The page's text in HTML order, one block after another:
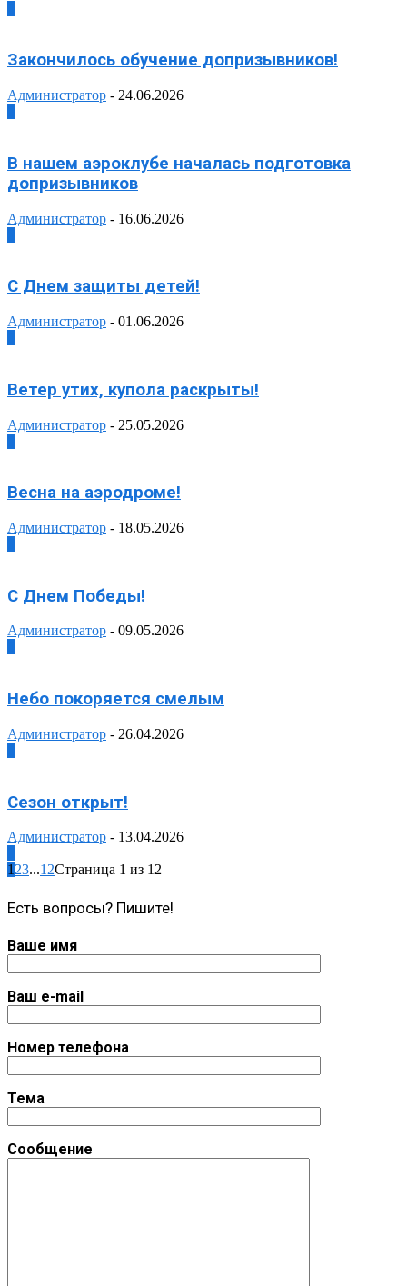
Закончилось обучение допризывников!
Администратор - 24.06.2026
В нашем аэроклубе началась подготовка
допризывников
Администратор - 16.06.2026
С Днем защиты детей!
Администратор - 01.06.2026
Ветер утих, купола раскрыты!
Администратор - 25.05.2026
Весна на аэродроме!
Администратор - 18.05.2026
С Днем Победы!
Администратор - 09.05.2026
Небо покоряется смелым
Администратор - 26.04.2026
Сезон открыт!
Администратор - 13.04.2026
1 23...12Страница 1 из 12
Есть вопросы? Пишите!
Ваше имя
Ваш e-mail
Номер телефона
Тема
Сообщение